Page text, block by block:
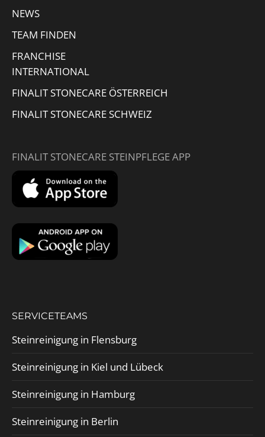
NEWS
TEAM FINDEN
FRANCHISE
INTERNATIONAL
FINALIT STONECARE ÖSTERREICH
FINALIT STONECARE SCHWEIZ
FINALIT STONECARE STEINPFLEGE APP
SERVICETEAMS
Steinreinigung in Flensburg
Steinreinigung in Kiel und Lübeck
Steinreinigung in Hamburg
Steinreinigung in Berlin